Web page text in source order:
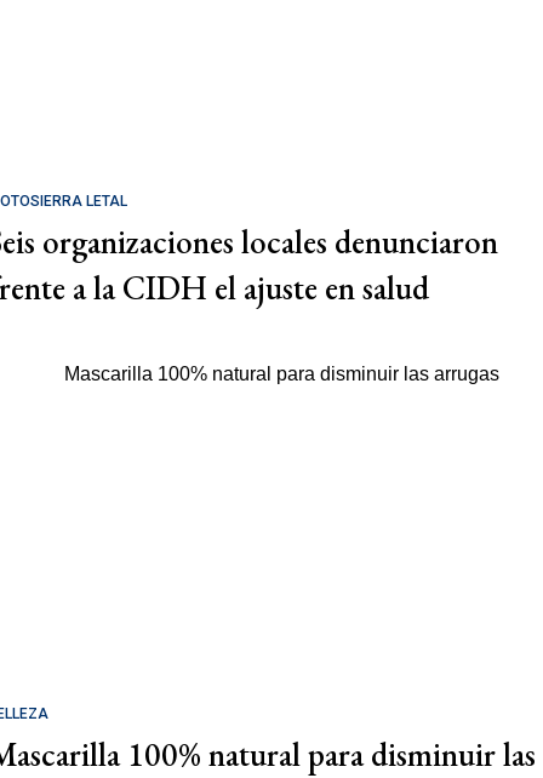
LETAL
organizaciones locales denunciaron
a la CIDH el ajuste en salud
100% natural para disminuir las